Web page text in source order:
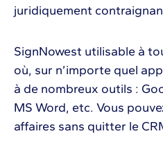
juridiquement
SignNowest utilisable à
où, sur n’importe quel
à de nombreux outils :
MS Word, etc. Vous
affaires sans quitter le